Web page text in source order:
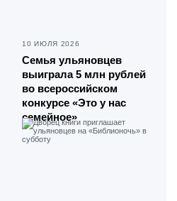
10 ИЮЛЯ 2026
Семья ульяновцев
выиграла 5 млн рублей
во всероссийском
конкурсе «Это у нас
семейное»